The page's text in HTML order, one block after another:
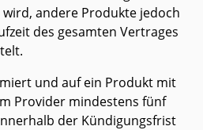
andere Produkte jedoch
des gesamten Vertrages
und auf ein Produkt mit
Provider mindestens fünf
der Kündigungsfrist